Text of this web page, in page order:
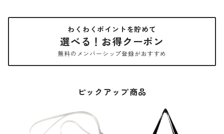
わくわくポイントを貯めて
選べる！お得クーポン
無料のメンバーシップ登録がおすすめ
ピックアップ商品